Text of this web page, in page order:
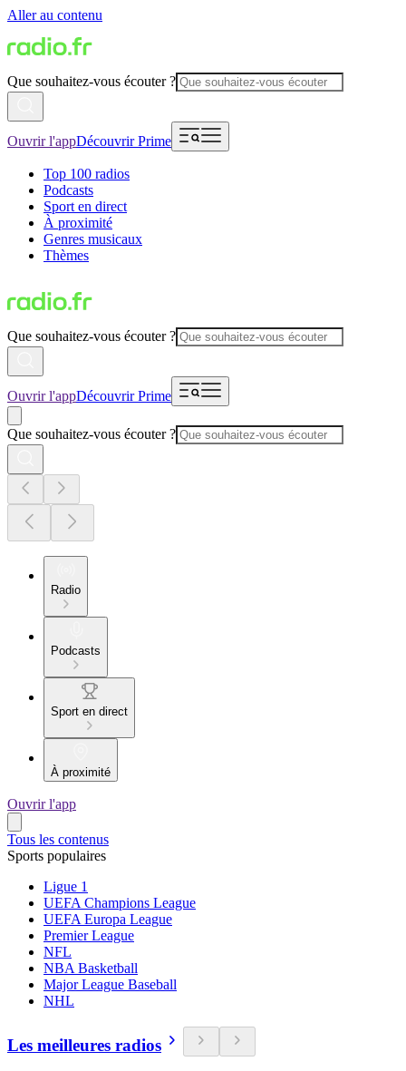
Aller au contenu
Que souhaitez-vous écouter ?
Ouvrir l'appDécouvrir Prime
Top 100 radios
Podcasts
Sport en direct
À proximité
Genres musicaux
Thèmes
Que souhaitez-vous écouter ?
Ouvrir l'appDécouvrir Prime
Que souhaitez-vous écouter ?
Radio
Podcasts
Sport en direct
À proximité
Ouvrir l'app
Tous les contenus
Sports populaires
Ligue 1
UEFA Champions League
UEFA Europa League
Premier League
NFL
NBA Basketball
Major League Baseball
NHL
Les meilleures radios